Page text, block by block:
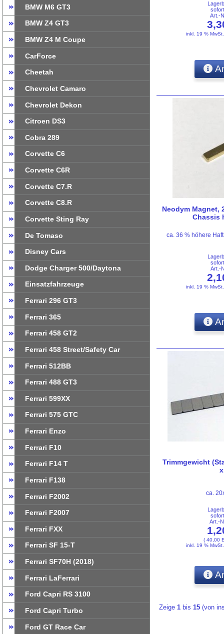
BMW M6 GT3
BMW Z4 GT3
BMW Z4 M Coupe
CarForce
Cheetah
Chevrolet Camaro
Chevrolet Dekon
Citroen DS3
Cobra 289
Corvette C6
Corvette C6R
Corvette C7.R
Corvette C8.R
Corvette Sting Ray
De Tomaso
Disney Cars
Dodge Charger 500/Daytona
Einsatzfahrzeuge
Ferrari 296 GT3
Ferrari 365
Ferrari 458 GT2
Ferrari 458 Street/Safety Car
Ferrari 512BB
Ferrari 488 GT3
Ferrari 599XX
Ferrari 575 GTC
Ferrari Enzo
Ferrari F10
Ferrari F14 T
Ferrari F138
Ferrari F2002
Ferrari F2007
Ferrari FXX
Ferrari SF 15-T
Ferrari SF70H (2018)
Ferrari LaFerrari
Ford Capri RS 3100
Ford Capri Turbo
Ford GT Race Car
Art.-
inkl. 19 %
Neodym Magnet,
Chassis
ca. 36 % höhere
Art.-
inkl. 19 %
Trimmgewicht
ca.
Art.-
( 40,00
inkl. 19 %
Zeige1 bis15 (von